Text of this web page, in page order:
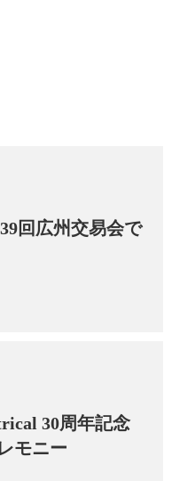
回広州交易会で
30周年記念
モニー